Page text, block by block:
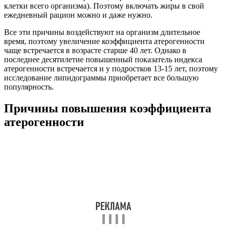
клетки всего организма). Поэтому включать жиры в свой
ежедневный рацион можно и даже нужно.
Все эти причины воздействуют на организм длительное
время, поэтому увеличение коэффициента атерогенности
чаще встречается в возрасте старше 40 лет. Однако в
последнее десятилетие повышенный показатель индекса
атерогенности встречается и у подростков 13-15 лет, поэтому
исследование липидограммы приобретает все большую
популярность.
Причины повышения коэффициента
атерогенности